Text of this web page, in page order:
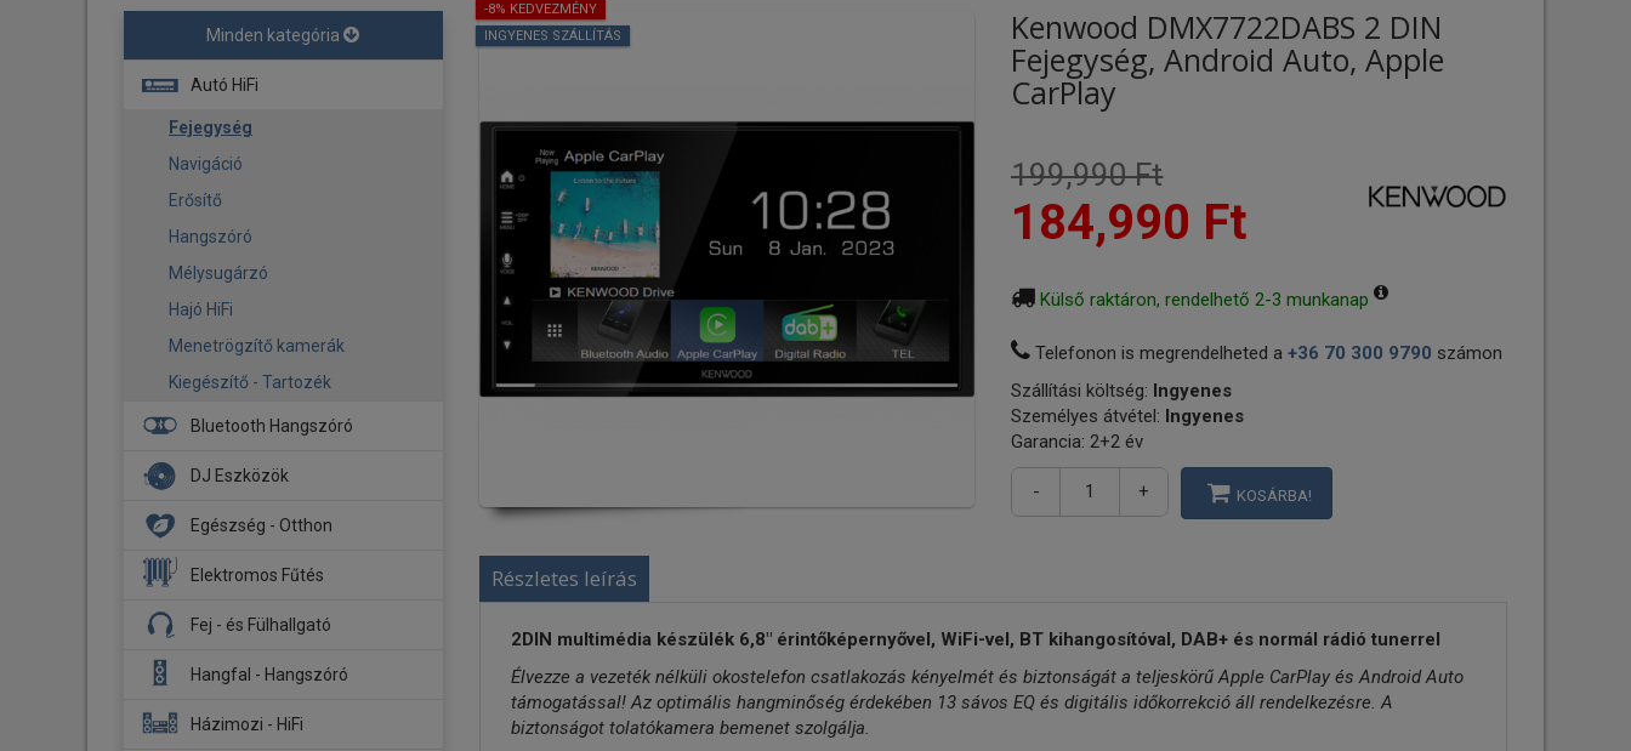
Minden kategória
Autó HiFi
Fejegység
Navigáció
Erősítő
Hangszóró
Mélysugárzó
Hajó HiFi
Menetrögzítő kamerák
Kiegészítő - Tartozék
Bluetooth Hangszóró
DJ Eszközök
DJ Fejhallgató
DJ Lemezjátszó
Stúdió Monitor
Egészség - Otthon
Aroma diffúzor
Légmosó
Légtisztító
Okos otthon
Elektromos Fűtés
Fűtőpanel
Tartozék
Fej - és Fülhallgató
Fejhallgató
Hangfal - Hangszóró
Hangfal szettek
Házimozi - HiFi
-8% KEDVEZMÉNY
INGYENES SZÁLLÍTÁS
Kenwood DMX7722DABS 2 DIN
Fejegység, Android Auto, Apple
CarPlay
199,990 Ft
184,990 Ft
Külső raktáron, rendelhető 2-3 munkanap
Telefonon is megrendelheted a+36 70 300 9790 számon
Szállítási költség: Ingyenes
Személyes átvétel: Ingyenes
Garancia: 2+2 év
- + KOSÁRBA!
Részletes leírás
2DIN multimédia készülék 6,8" érintőképernyővel, WiFi-vel, BT kihangosítóval, DAB+ és normál rádió tunerrel
Élvezze a vezeték nélküli okostelefon csatlakozás kényelmét és biztonságát a teljeskörű Apple CarPlay és Android Auto
támogatással! Az optimális hangminőség érdekében 13 sávos EQ és digitális időkorrekció áll rendelkezésre. A
biztonságot tolatókamera bemenet szolgálja.